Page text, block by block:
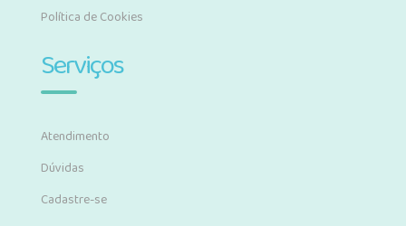
Política de Cookies
Serviços
Atendimento
Dúvidas
Cadastre-se